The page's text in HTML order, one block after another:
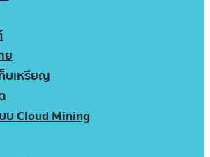
ย
บเหรียญ
บ Cloud Mining